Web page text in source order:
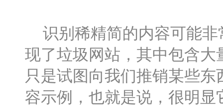
识别稀精简的内容可能非
现了垃圾网站，其中包含
只是试图向我们推销某些东
容示例，也就是说，很明